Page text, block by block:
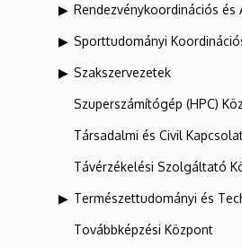
Rendezvénykoordinációs és
Sporttudományi
Szakszervezetek
Szuperszámítógép (HPC)
Társadalmi és Civil
Távérzékelési Szolgáltató
Természettudományi és
Továbbképzési Központ